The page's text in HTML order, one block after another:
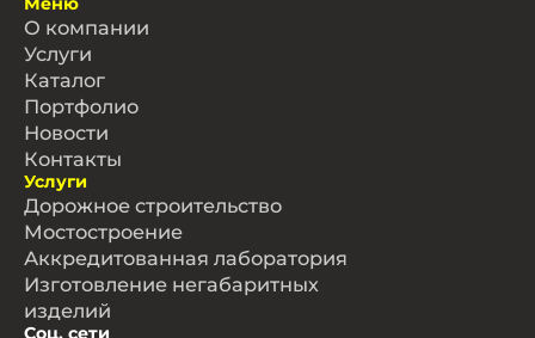
О компании
Услуги
Каталог
Портфолио
Новости
Контакты
Услуги
Дорожное строительство
Мостостроение
Аккредитованная лаборатория
Изготовление негабаритных
изделий
Соц. сети